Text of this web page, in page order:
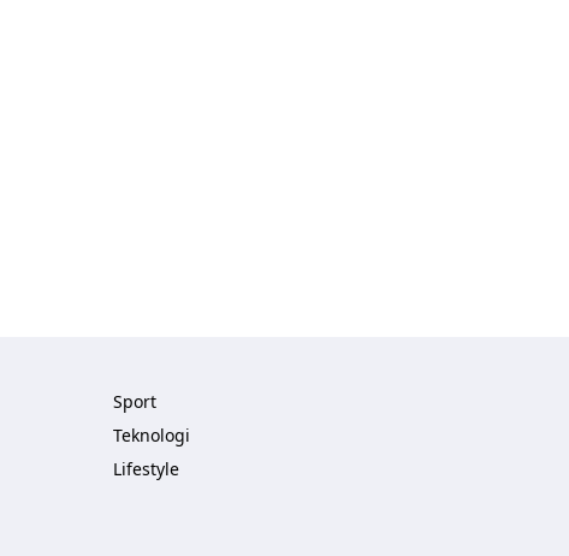
Sport
Teknologi
Lifestyle